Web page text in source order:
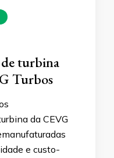
turbina
Turbos
da CEVG
e custo-